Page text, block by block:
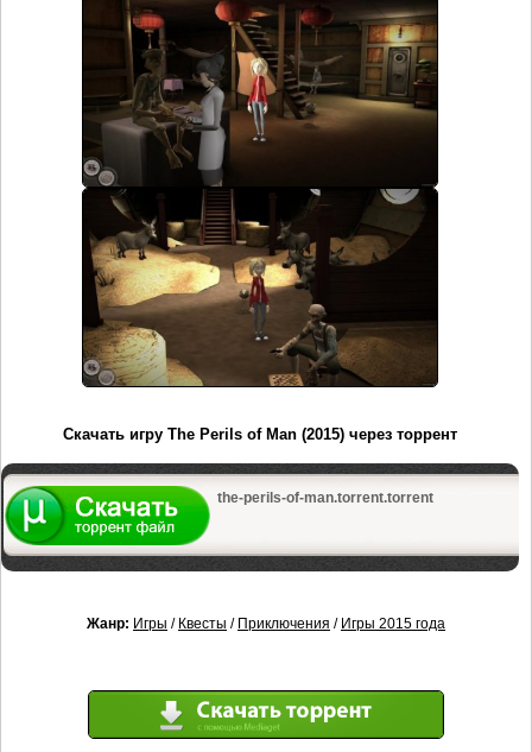
Скачать игру The Perils of Man (2015) через торрент
the-perils-of-man.torrent.torrent
Жанр: Игры / Квесты / Приключения / Игры 2015 года